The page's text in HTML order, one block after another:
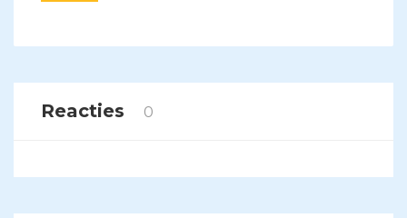
Reacties 0